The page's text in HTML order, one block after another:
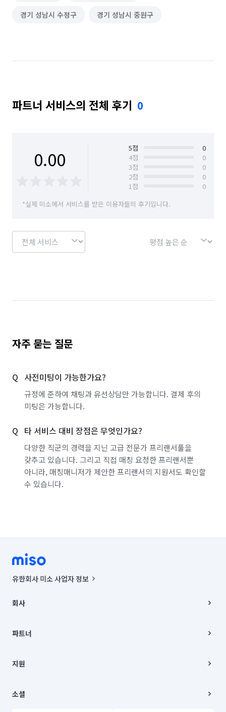
경기 성남시 수정구 경기 성남시 중원구
파트너 서비스의 전체 후기 0
0.00 5점
0
4점
0
3점
0
2점
0
1점
0
*실제 미소에서 서비스를 받은 이용자들의 후기입니다.
자주 묻는 질문
사전미팅이 가능한가요?
규정에 준하여 채팅과 유선상담만 가능합니다. 결제 후의
미팅은 가능합니다.
타 서비스 대비 장점은 무엇인가요?
다양한 직군의 경력을 지닌 고급 전문가 프리랜서풀을
갖추고 있습니다. 그리고 직접 매칭 요청한 프리랜서뿐
아니라, 매칭매니저가 제안한 프리랜서의 지원서도 확인할
수 있습니다.
유한회사 미소 사업자 정보
00019 |
주소 | 본사: 서울특별시 종로구 율곡로 6(중학동, 트윈트리빌딩) B동 5층
컨택센터 : 서울특별시 종로구 수송동 율곡로 24, 7층, 8층 미소
상품, 상품정보, 거래에 관한 의무와 책임은 거래당사자에게 있습니다.
언론 보도 관련 문의:
© 유한회사 미소. Miso, Inc. All Rights Reserved.
회사
채용
파트너
이사
지원
이용약관
소셜